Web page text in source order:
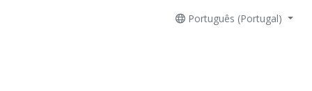
Português (Portugal)